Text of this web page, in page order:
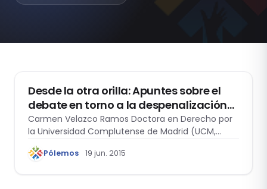
Desde la otra orilla: Apuntes sobre el
debate en torno a la despenalización
del aborto por violación
Carmen Velazco Ramos Doctora en Derecho por
la Universidad Complutense de Madrid (UCM,
España),…
Pólemos 19 jun. 2015